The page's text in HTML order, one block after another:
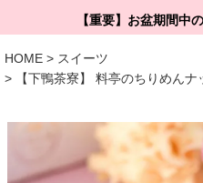
【重要】お盆期間
HOME
スイーツ
【下鴨茶寮】 料亭のちりめん